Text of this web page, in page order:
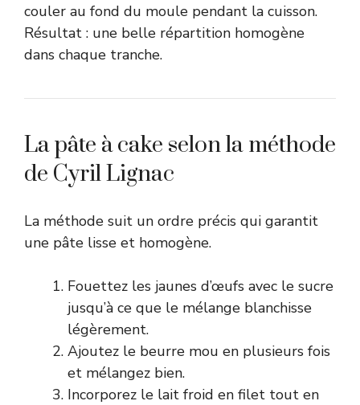
couler au fond du moule pendant la cuisson.
Résultat : une belle répartition homogène
dans chaque tranche.
La pâte à cake selon la méthode
de Cyril Lignac
La méthode suit un ordre précis qui garantit
une pâte lisse et homogène.
Fouettez les jaunes d’œufs avec le sucre
jusqu’à ce que le mélange blanchisse
légèrement.
Ajoutez le beurre mou en plusieurs fois
et mélangez bien.
Incorporez le lait froid en filet tout en